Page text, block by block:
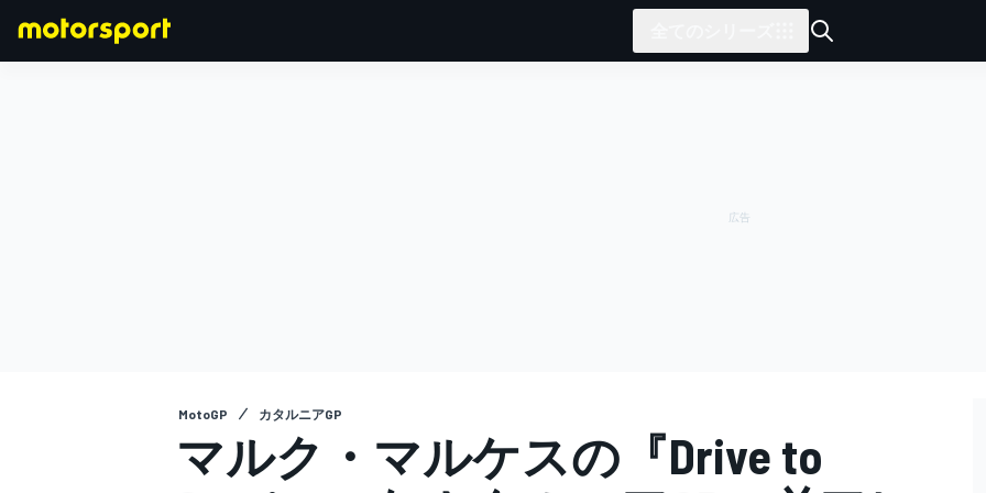
MotoGP カタルニアGP
マルク・マルケスの『Drive to